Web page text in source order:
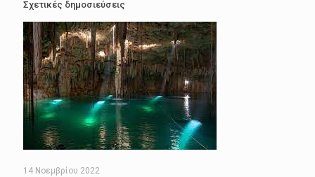
Σχετικές δημοσιεύσεις
14 Νοεμβρίου 2022